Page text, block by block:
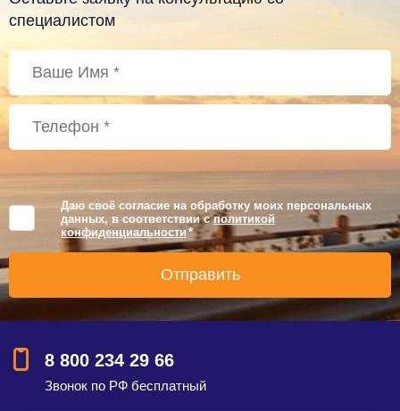
специалистом
Даю своё согласие на обработку моих персональных
данных, в соответствии сполитикой
конфиденциальности *
8 800 234 29 66
Звонок по РФ бесплатный